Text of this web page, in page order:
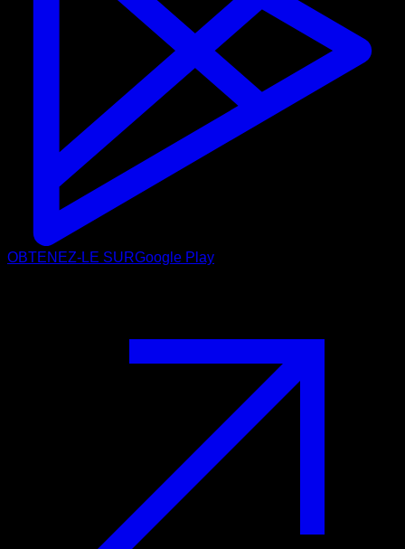
OBTENEZ-LE SURGoogle Play